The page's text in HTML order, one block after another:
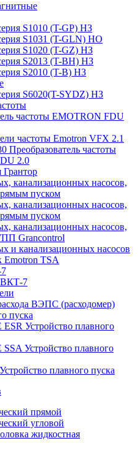
S1010 (T-GP) НЗ
S1031 (T-GLN) НО
S1020 (T-GZ) НЗ
S2013 (T-BH) НЗ
S2010 (T-B) НЗ
S6020(T-SYDZ) НЗ
частоты EMOTRON FDU
частоты Emotron VFX 2.1
Преобразователь частоты
2.0
канализационных насосов,
пуском
канализационных насосов,
пуском
канализационных насосов,
Grancontrol
и канализационных насосов
Emotron TSA
ВКТ-7
ВЭПС (расходомер)
пуска
Устройство плавного
Устройство плавного
плавного пуска
прямой
угловой
жидкостная